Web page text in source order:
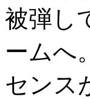
被弾し
ームへ。
センス